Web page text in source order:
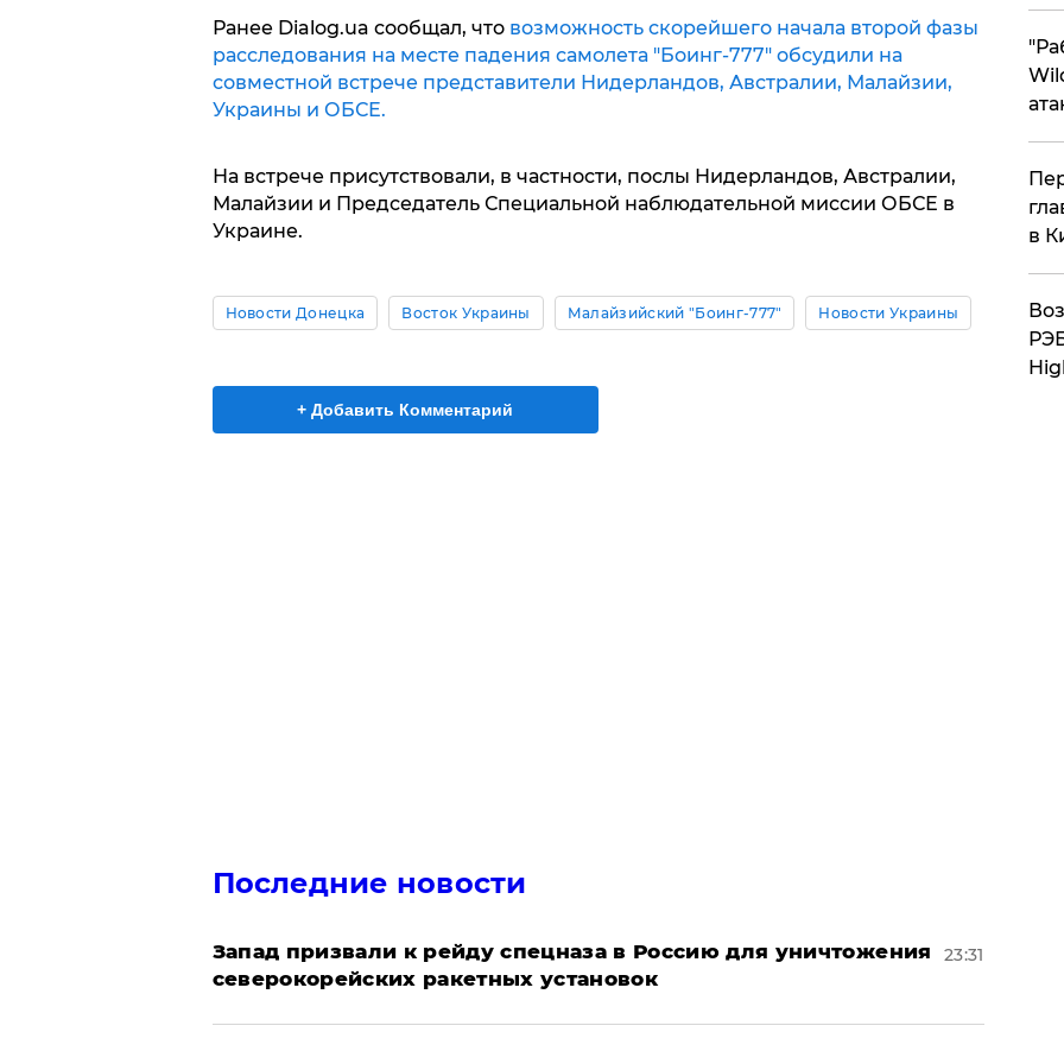
Ранее Dialog.ua сообщал, что возможность скорейшего начала второй фазы
расследования на месте падения самолета "Боинг-777" обсудили на
совместной встрече представители Нидерландов, Австралии, Малайзии,
Украины и ОБСЕ.
На встрече присутствовали, в частности, послы Нидерландов, Австралии,
Малайзии и Председатель Специальной наблюдательной миссии ОБСЕ в
Украине.
Новости Донецка Восток Украины Малайзийский "Боинг-777" Новости Украины
+ Добавить Комментарий
Последние новости
Запад призвали к рейду спецназа в Россию для уничтожения
северокорейских ракетных установок
23:31
в